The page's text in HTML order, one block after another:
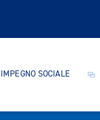
IMPEGNO SOCIALE